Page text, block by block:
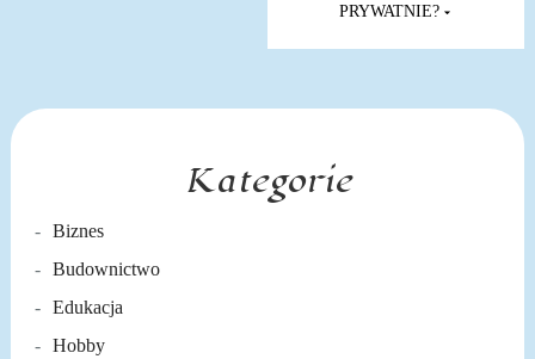
PRYWATNIE?
Kategorie
Biznes
Budownictwo
Edukacja
Hobby